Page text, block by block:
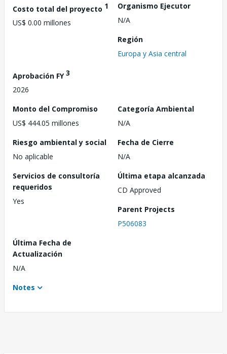
Costo total del proyecto 1
US$ 0.00 millones
Organismo Ejecutor
N/A
Región
Europa y Asia central
Aprobación FY3
2026
Monto del Compromiso
US$ 444.05 millones
Categoría Ambiental
N/A
Riesgo ambiental y social
No aplicable
Fecha de Cierre
N/A
Servicios de consultoría
requeridos
Yes
Última etapa alcanzada
CD Approved
Parent Projects
P506083
Última Fecha de
Actualización
N/A
Notes